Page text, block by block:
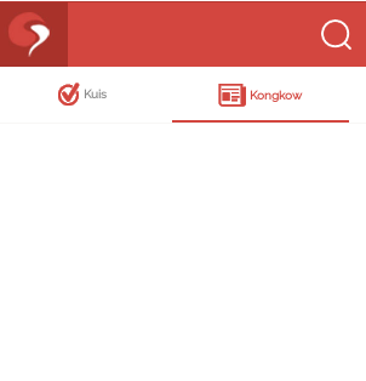
Kuis Kongkow